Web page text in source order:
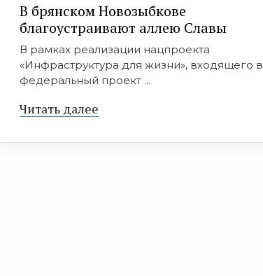
В брянском Новозыбкове
благоустраивают аллею Славы
В рамках реализации нацпроекта
«Инфраструктура для жизни», входящего в
федеральный проект ...
Читать далее